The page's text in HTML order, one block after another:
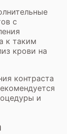
с
к таким
крови на
контраста
и